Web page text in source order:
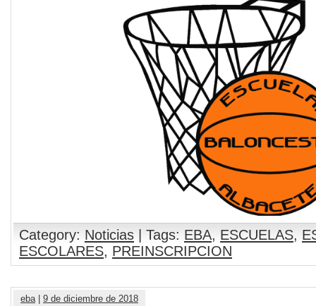
Category: Noticias | Tags: EBA, ESCUELAS,
ESCOLARES, PREINSCRIPCION
eba| 9 de diciembre de 2018